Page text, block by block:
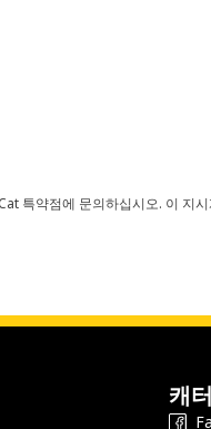
특약점에 문의하십시오. 이 지
캐